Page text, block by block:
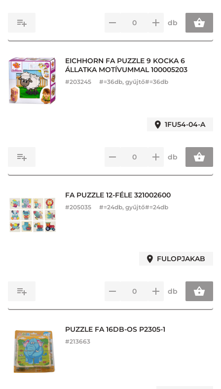
db
EICHHORN FA PUZZLE 9 KOCKA 6
ÁLLATKA MOTÍVUMMAL 100005203
#203245 #=36db, gyűjtő#=36db
1FU54-04-A
db
FA PUZZLE 12-FÉLE 321002600
#205035 #=24db, gyűjtő#=24db
FULOPJAKAB
db
PUZZLE FA 16DB-OS P2305-1
#213663